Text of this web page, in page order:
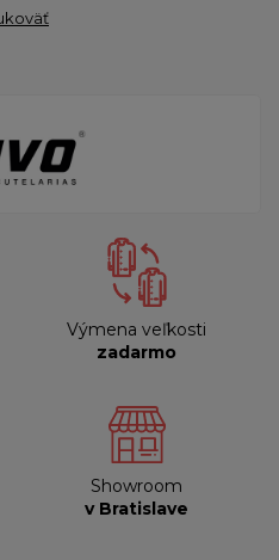
Výmena veľkosti
zadarmo
Showroom
v Bratislave